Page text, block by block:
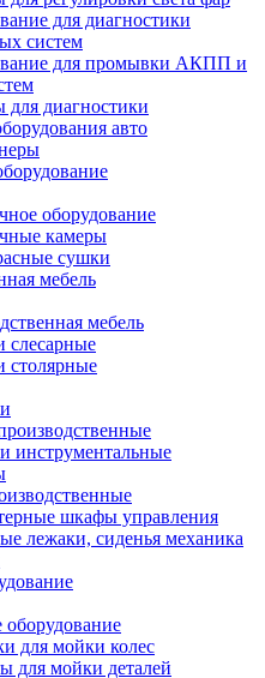
для диагностики
систем
для промывки АКПП и
диагностики
авто
оборудование
камеры
сушки
мебель
мебель
слесарные
столярные
инструментальные
шкафы управления
лежаки, сиденья механика
для мойки колес
для мойки деталей